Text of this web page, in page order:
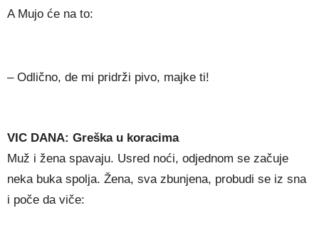
A Mujo će na to:
– Odlično, de mi pridrži pivo, majke ti!
VIC DANA: Greška u koracima
Muž i žena spavaju. Usred noći, odjednom se začuje
neka buka spolja. Žena, sva zbunjena, probudi se iz sna
i poče da viče: